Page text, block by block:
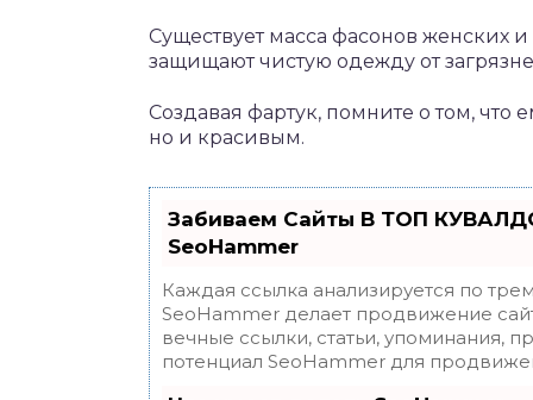
Существует масса фасонов женских
защищают чистую одежду от
Создавая фартук, помните о том, что
но и красивым.
Забиваем Сайты В ТОП
SeoHammer
Каждая ссылка анализируется по
SeoHammer делает продвижение
вечные ссылки, статьи, упоминания,
потенциал SeoHammer для